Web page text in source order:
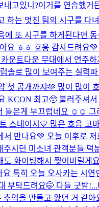
내고있니?이거를 연습했거
하는 멋진 팀의 시구를
에 또 시구를 하게된다면
요 ㅎㅎ 호응 감사드려요
운트다운 무대에서 연주
솔로 많이 보여주는 실력
첫 공개까지🫶 많이 많이
KCON 최고🥺 불러주셔서
들은게 부끄럽네요 ☺️☺️ 그
스테이지💙 많은 호응 고
만나요💚 오늘 이후로
시던 미소녀 관객분들 덕
도 화이팅해서 찢어버릴게
특히 오늘 오사카는 시
부탁드려요🤭 다들 굿밤!...
억을 만들고 왔던 거 같